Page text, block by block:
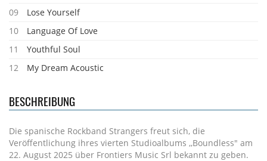
09
Lose Yourself
10
Language Of Love
11
Youthful Soul
12
My Dream Acoustic
BESCHREIBUNG
Die spanische Rockband Strangers freut sich, die
Veröffentlichung ihres vierten Studioalbums ,,Boundless" am
22. August 2025 über Frontiers Music Srl bekannt zu geben.